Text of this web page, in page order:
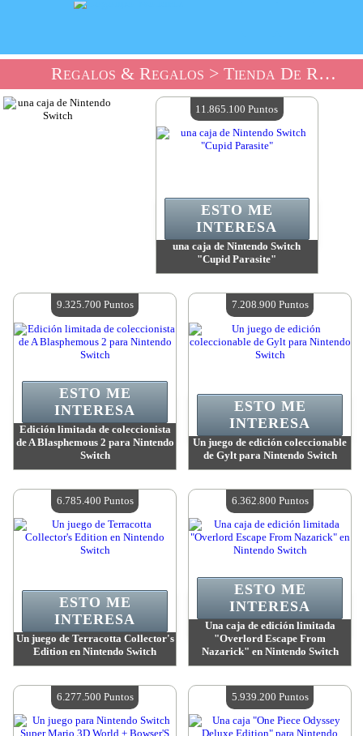
Regalos & Regalos > Tienda De Regalos Nintendo
una caja de Nintendo Switch
"Cupid Parasite"
Cantidad disponible:4
ESTO ME
INTERESA
11.865.100 Puntos
Edición limitada de coleccionista
de A Blasphemous 2 para Nintendo
Switch
Cantidad disponible:4
ESTO ME
INTERESA
9.325.700 Puntos
Un juego de edición coleccionable
de Gylt para Nintendo Switch
Cantidad disponible:4
ESTO ME
INTERESA
7.208.900 Puntos
Un juego de Terracotta Collector's
Edition en Nintendo Switch
Cantidad disponible:4
ESTO ME
INTERESA
6.785.400 Puntos
Una caja de edición limitada
"Overlord Escape From
Nazarick" en Nintendo Switch
Cantidad disponible:4
ESTO ME
INTERESA
6.362.800 Puntos
6.277.500 Puntos 5.939.200 Puntos